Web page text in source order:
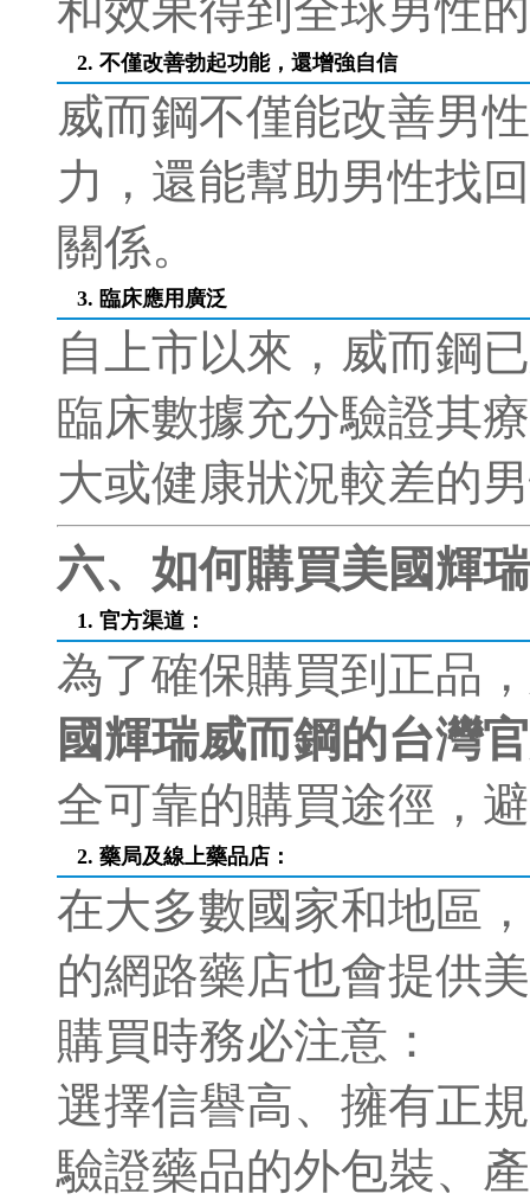
和效果得到全球男性
2. 不僅改善勃起功能，還增強自信
威而鋼不僅能改善男
力，還能幫助男性找
關係。
3. 臨床應用廣泛
自上市以來，威而鋼
臨床數據充分驗證其
大或健康狀況較差的
六、如何購買美國輝
1. 官方渠道：
為了確保購買到正品
國輝瑞威而鋼的台灣
全可靠的購買途徑，
2. 藥局及線上藥品店：
在大多數國家和地區
的網路藥店也會提供
購買時務必注意：
選擇信譽高、擁有正
驗證藥品的外包裝、